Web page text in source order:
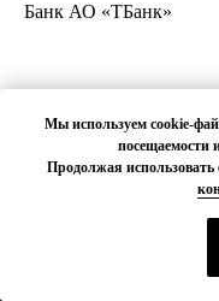
Мы используем cookie-
посещаемости
Продолжая использовать
Банк АО «ТБанк»